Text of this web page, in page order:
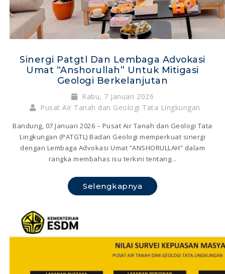
Sinergi Patgtl Dan Lembaga Advokasi
Umat “anshorullah” Untuk Mitigasi
Geologi Berkelanjutan
Rabu, 7 Januari 2026
Pusat Air Tanah dan Geologi Tata Lingkungan
Bandung, 07 Januari 2026 – Pusat Air Tanah dan Geologi Tata
Lingkungan (PATGTL) Badan Geologi memperkuat sinergi
dengan Lembaga Advokasi Umat “ANSHORULLAH” dalam
rangka membahas isu terkini tentang...
Selengkapnya